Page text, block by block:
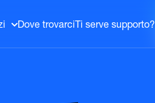
Dove trovarci Ti serve supporto?